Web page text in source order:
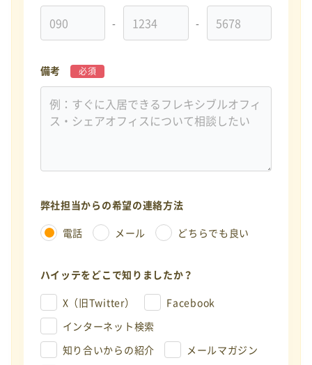
備考 必須
弊社担当からの希望の連絡方法
電話
メール どちらでも良い
ハイッテをどこで知りましたか？
X（旧Twitter）
Facebook
インターネット検索
知り合いからの紹介
メールマガジン